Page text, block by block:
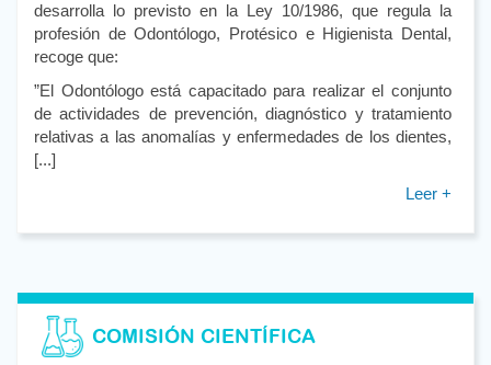
desarrolla lo previsto en la Ley 10/1986, que regula la
profesión de Odontólogo, Protésico e Higienista Dental,
recoge que:
”El Odontólogo está capacitado para realizar el conjunto
de actividades de prevención, diagnóstico y tratamiento
relativas a las anomalías y enfermedades de los dientes,
[...]
Leer +
COMISIÓN CIENTÍFICA